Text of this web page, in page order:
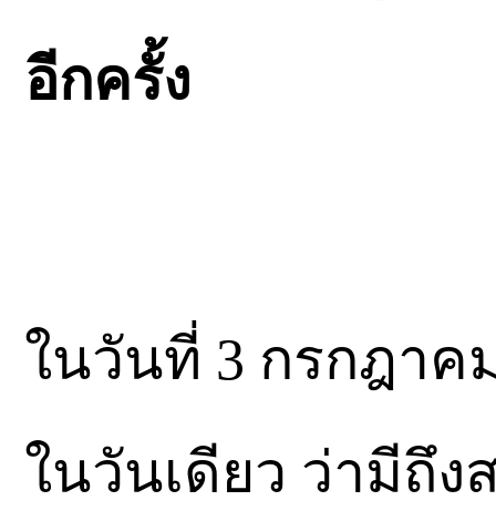
อีกครั้ง
ในวันที่ 3 กรกฎาค
ในวันเดียว ว่ามีถึ